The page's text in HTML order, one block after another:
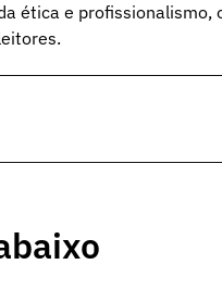
ética e profissionalismo,